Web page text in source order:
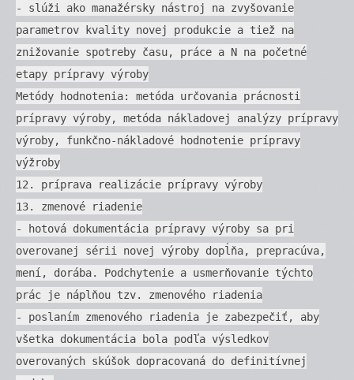
- slúži ako manažérsky nástroj na zvyšovanie
parametrov kvality novej produkcie a tiež na
znižovanie spotreby času, práce a N na početné
etapy prípravy výroby
Metódy hodnotenia: metóda určovania prácnosti
prípravy výroby, metóda nákladovej analýzy prípravy
výroby, funkčno-nákladové hodnotenie prípravy
výžroby
12. príprava realizácie prípravy výroby
13. zmenové riadenie
- hotová dokumentácia prípravy výroby sa pri
overovanej sérii novej výroby dopĺňa, prepracúva,
mení, dorába. Podchytenie a usmerňovanie týchto
prác je náplňou tzv. zmenového riadenia
- poslaním zmenového riadenia je zabezpečiť, aby
všetka dokumentácia bola podľa výsledkov
overovaných skúšok dopracovaná do definitívnej